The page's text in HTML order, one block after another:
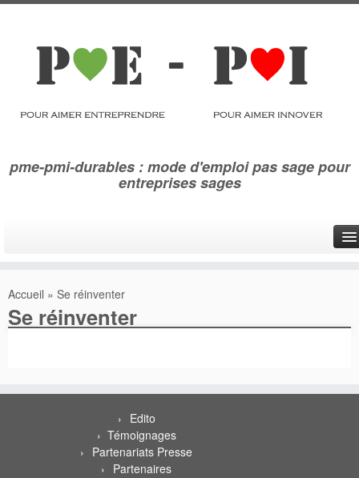
pme-pmi-durables : mode d'emploi pas sage pour
entreprises sages
Se réinventer
Eco innover
Accueil » Se réinventer
Se réinventer
Edito
Témoignages
Partenariats Presse
Partenaires